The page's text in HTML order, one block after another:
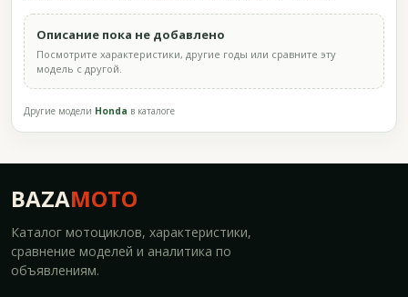
Описание пока не добавлено
Посмотрите характеристики, другие годы или сравните эту
модель с другой.
Другие модели Honda в каталоге
BAZAMOTO
Каталог мотоциклов, характеристики,
сравнение моделей и аналитика по
объявлениям.